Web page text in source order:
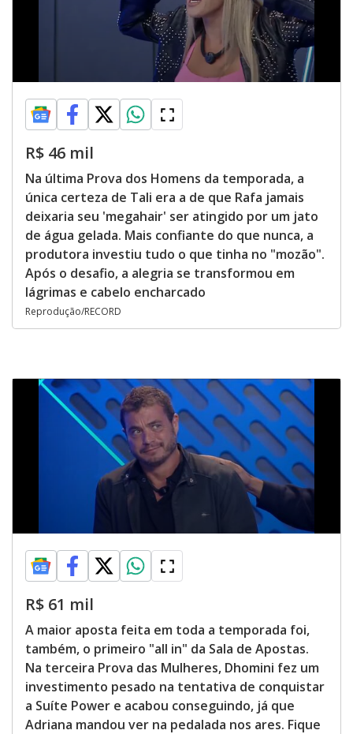
R$ 46 mil
Na última Prova dos Homens da temporada, a
única certeza de Tali era a de que Rafa jamais
deixaria seu 'megahair' ser atingido por um jato
de água gelada. Mais confiante do que nunca, a
produtora investiu tudo o que tinha no "mozão".
Após o desafio, a alegria se transformou em
lágrimas e cabelo encharcado
Reprodução/RECORD
R$ 61 mil
A maior aposta feita em toda a temporada foi,
também, o primeiro "all in" da Sala de Apostas.
Na terceira Prova das Mulheres, Dhomini fez um
investimento pesado na tentativa de conquistar
a Suíte Power e acabou conseguindo, já que
Adriana mandou ver na pedalada nos ares. Fique